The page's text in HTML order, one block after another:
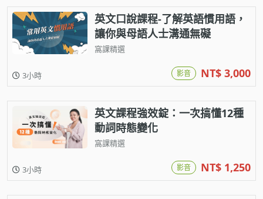
窩課推薦給您
英文口說課程-了解英語慣用語，
讓你與母語人士溝通無礙
窩課精選
3小時 影音 NT$ 3,000
英文課程強效錠：一次搞懂12種
動詞時態變化
窩課精選
3小時 影音 NT$ 1,250